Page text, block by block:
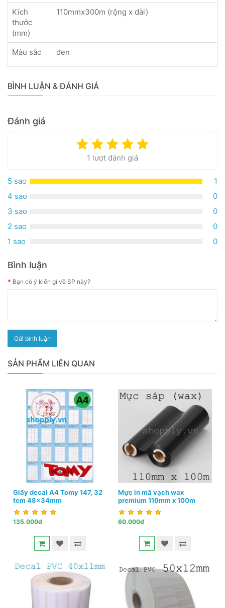
Kích
thước
(mm)
110mmx300m (rộng x dài)
Màu sắc đen
BÌNH LUẬN & ĐÁNH GIÁ
Đánh giá
1 lượt đánh giá
5 sao
1
4 sao
0
3 sao
0
2 sao
0
1 sao
0
Bình luận
Bạn có ý kiến gì về SP này?
Gửi bình luận
SẢN PHẨM LIÊN QUAN
Giấy decal A4 Tomy 147, 32
tem 48x34mm
135.000đ
Mực in mã vạch wax
premium 110mm x 100m
60.000đ